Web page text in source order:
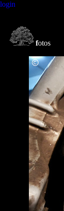
login
fotos